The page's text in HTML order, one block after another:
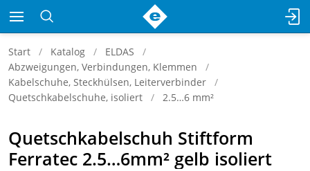
Start Katalog
ELDAS
Abzweigungen, Verbindungen, Klemmen
Kabelschuhe, Steckhülsen, Leiterverbinder
Quetschkabelschuhe, isoliert
2.5…6 mm²
Quetschkabelschuh Stiftform
Ferratec 2.5…6mm² gelb isoliert